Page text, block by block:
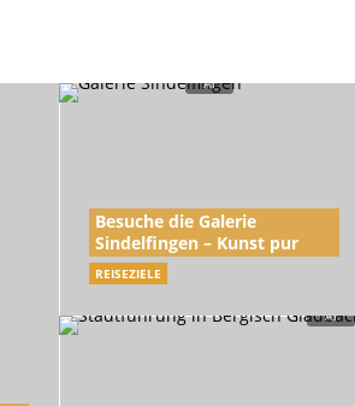
Besuche die Galerie
Sindelfingen – Kunst pur
REISEZIELE